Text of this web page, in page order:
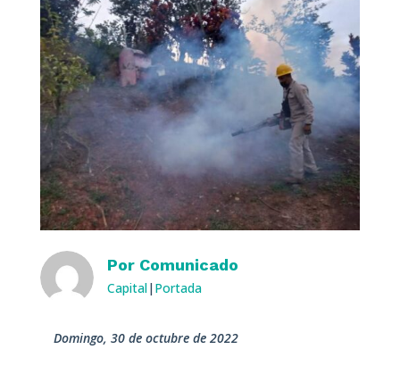
Por Comunicado
Capital| Portada
domingo, 30 de octubre de 2022